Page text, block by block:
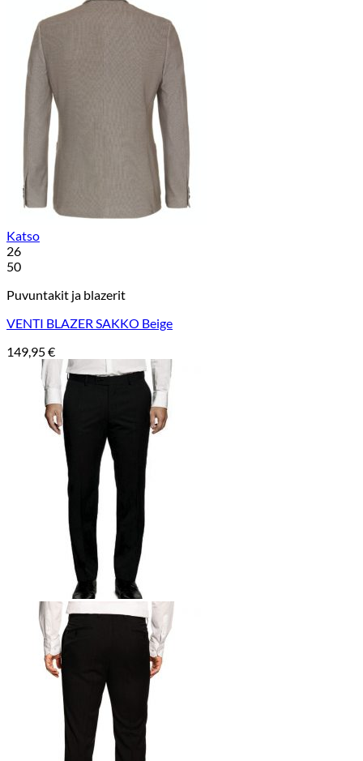
Katso
26
50
Puvuntakit ja blazerit
VENTI BLAZER SAKKO Beige
149,95€